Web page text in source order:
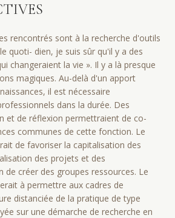
rencontrés sont à la recherche d'outils
quoti- dien, je suis sûr qu'il y a des
changeraient la vie ». Il y a là presque
magiques. Au-delà d'un apport
il est nécessaire
dans la durée. Des
et de réflexion permettraient de co-
communes de cette fonction. Le
de favoriser la capitalisation des
des projets et des
de créer des groupes ressources. Le
à permettre aux cadres de
distanciée de la pratique de type
sur une démarche de recherche en